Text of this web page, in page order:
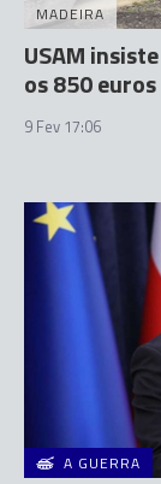
MADEIRA
USAM
os 850 euros
9 Fev 17:06
A GUERRA